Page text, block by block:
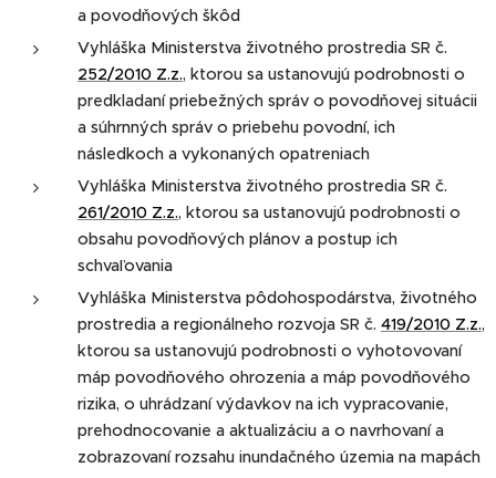
a povodňových škôd
Vyhláška Ministerstva životného prostredia SR č.
252/2010 Z.z., ktorou sa ustanovujú podrobnosti o
predkladaní priebežných správ o povodňovej situácii
a súhrnných správ o priebehu povodní, ich
následkoch a vykonaných opatreniach
Vyhláška Ministerstva životného prostredia SR č.
261/2010 Z.z., ktorou sa ustanovujú podrobnosti o
obsahu povodňových plánov a postup ich
schvaľovania
Vyhláška Ministerstva pôdohospodárstva, životného
prostredia a regionálneho rozvoja SR č. 419/2010 Z.z.,
ktorou sa ustanovujú podrobnosti o vyhotovovaní
máp povodňového ohrozenia a máp povodňového
rizika, o uhrádzaní výdavkov na ich vypracovanie,
prehodnocovanie a aktualizáciu a o navrhovaní a
zobrazovaní rozsahu inundačného územia na mapách